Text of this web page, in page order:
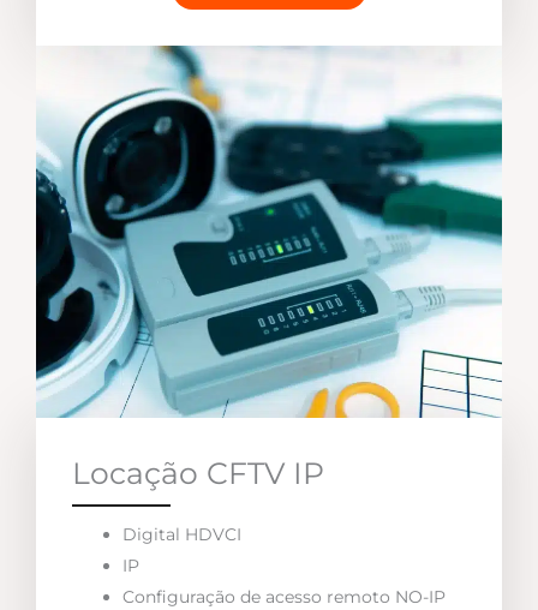
Locação CFTV IP
Digital HDVCI
IP
Configuração de acesso remoto NO-IP